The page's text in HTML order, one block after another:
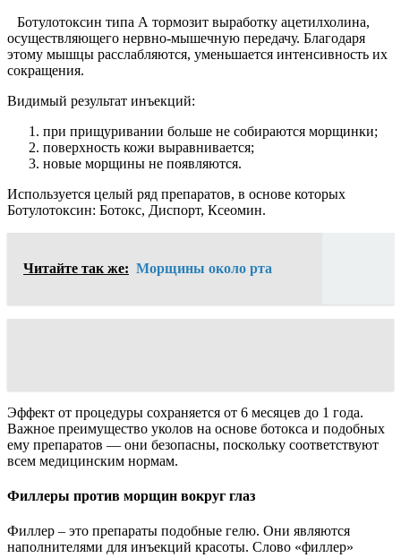
Ботулотоксин типа А тормозит выработку ацетилхолина,
осуществляющего нервно-мышечную передачу. Благодаря
этому мышцы расслабляются, уменьшается интенсивность их
сокращения.
Видимый результат инъекций:
при прищуривании больше не собираются морщинки;
поверхность кожи выравнивается;
новые морщины не появляются.
Используется целый ряд препаратов, в основе которых
Ботулотоксин: Ботокс, Диспорт, Ксеомин.
Читайте так же: Морщины около рта
Эффект от процедуры сохраняется от 6 месяцев до 1 года.
Важное преимущество уколов на основе ботокса и подобных
ему препаратов — они безопасны, поскольку соответствуют
всем медицинским нормам.
Филлеры против морщин вокруг глаз
Филлер – это препараты подобные гелю. Они являются
наполнителями для инъекций красоты. Слово «филлер»